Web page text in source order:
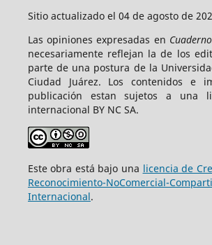
Sitio actualizado el 04 de agosto de
Las opiniones expresadas en
necesariamente reflejan la de los
parte de una postura de la
Ciudad Juárez. Los contenidos e
publicación estan sujetos a una
internacional BY NC SA.
Este obra está bajo una licencia de
Reconocimiento-NoComercial-
Internacional.